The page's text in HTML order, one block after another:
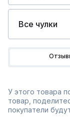
Все чулки
У этого товара
товар,
покупатели